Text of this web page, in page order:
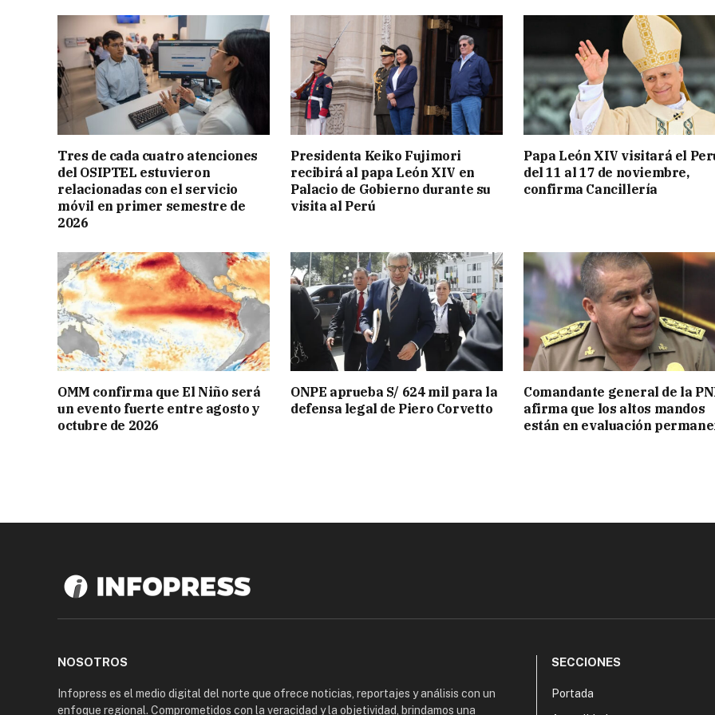
Tres de cada cuatro atenciones
del OSIPTEL estuvieron
relacionadas con el servicio
móvil en primer semestre de
2026
Presidenta Keiko Fujimori
recibirá al papa León XIV en
Palacio de Gobierno durante su
visita al Perú
Papa León XIV visitará el
del 11 al 17 de noviembre,
confirma Cancillería
OMM confirma que El Niño será
un evento fuerte entre agosto y
octubre de 2026
ONPE aprueba S/ 624 mil para la
defensa legal de Piero Corvetto
Comandante general de la
afirma que los altos mandos
están en evaluación
NOSOTROS
Infopress es el medio digital del norte que ofrece noticias, reportajes y análisis con un
enfoque regional. Comprometidos con la veracidad y la objetividad, brindamos una
SECCIONES
Portada